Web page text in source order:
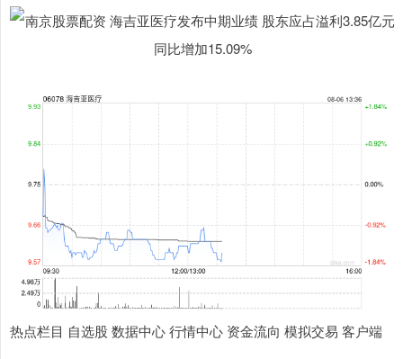
热点栏目 自选股 数据中心 行情中心 资金流向 模拟交易 客户端